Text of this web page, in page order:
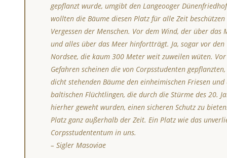
gepflanzt wurde, umgibt den Langeooger
wollten die Bäume diesen Platz für alle Zeit
Vergessen der Menschen. Vor dem Wind, der über das
und alles über das Meer hinfortträgt. Ja, sogar vor den
Nordsee, die kaum 300 Meter weit zuweilen wüten.
Gefahren scheinen die von Corpsstudenten
dicht stehenden Bäume den einheimischen Friesen und
baltischen Flüchtlingen, die durch die Stürme des 20.
hierher geweht wurden, einen sicheren Schutz zu
Platz ganz außerhalb der Zeit. Ein Platz wie das
Corpsstudententum in uns.
– Sigler Masoviae